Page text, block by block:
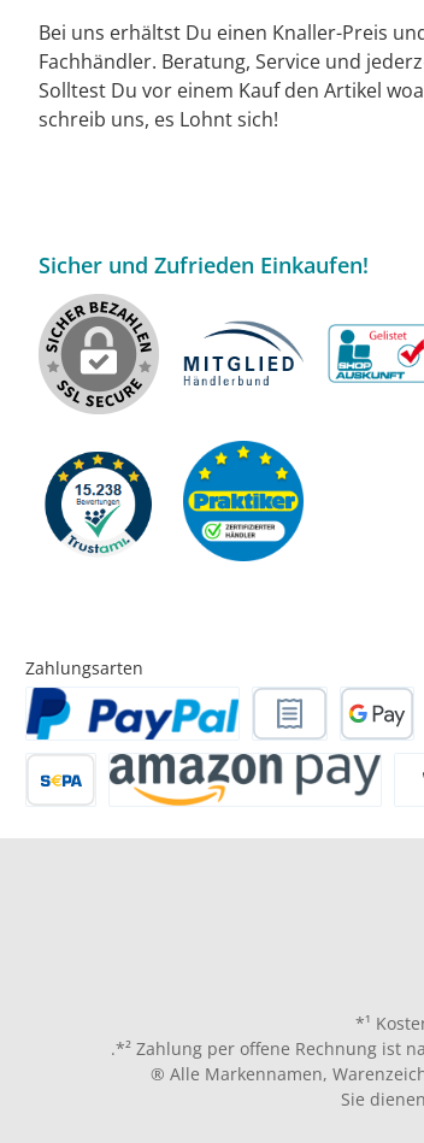
Bei uns erhältst Du einen Knaller-Preis
Fachhändler. Beratung, Service und
Solltest Du vor einem Kauf den Artikel
schreib uns, es Lohnt sich!
Sicher und Zufrieden Einkaufen!
Zahlungsarten
*¹
.*² Zahlung per offene Rechnung ist
® Alle Markennamen,
Sie